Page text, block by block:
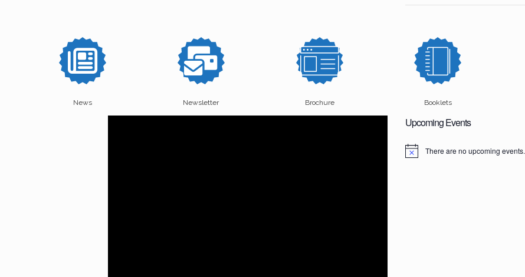
pagination
News Newsletter Brochure Booklets
Upcoming Events
N
There are no upcoming events.